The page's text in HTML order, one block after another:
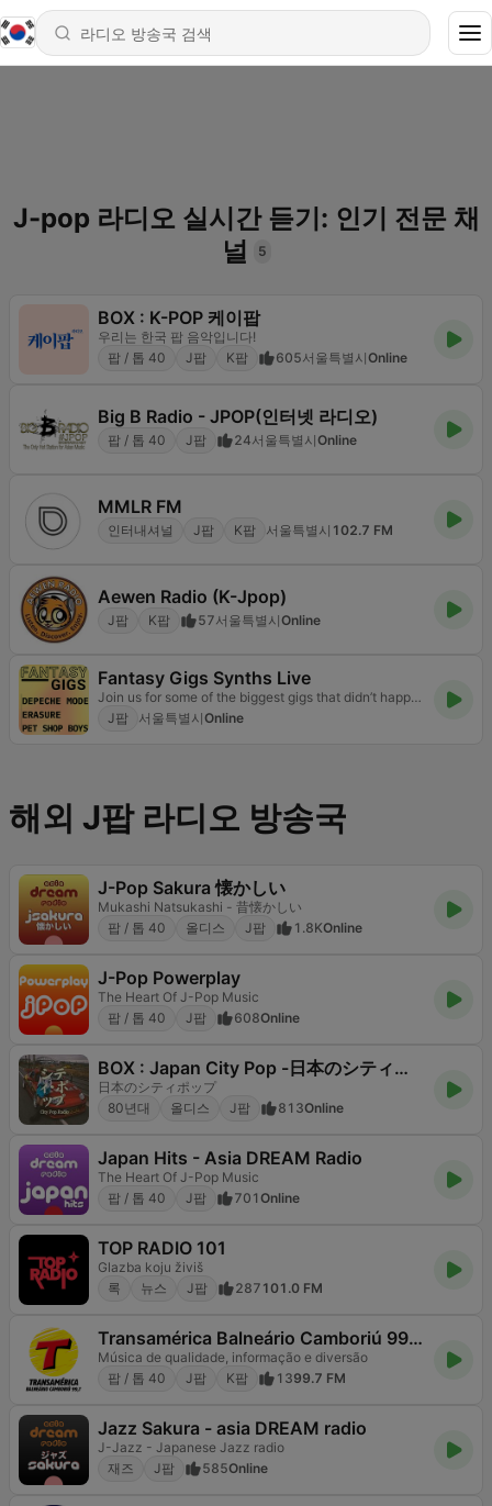
J-pop 라디오 실시간 듣기: 인기 전문 채
널
5
BOX : K-POP 케이팝
우리는 한국 팝 음악입니다!
팝 / 톱 40
J팝 K팝 605서울특별시Online
Big B Radio - JPOP(인터넷 라디오)
팝 / 톱 40 J팝 24서울특별시Online
MMLR FM
인터내셔널 J팝 K팝 서울특별시 102.7 FM
Aewen Radio (K-Jpop)
J팝 K팝 57서울특별시Online
Fantasy Gigs Synths Live
Join us for some of the biggest gigs that didn’t happen but should have.
J팝
서울특별시Online
해외 J팝 라디오 방송국
J-Pop Sakura 懐かしい
Mukashi Natsukashi - 昔懐かしい
팝 / 톱 40
올디스 J팝 1.8KOnline
J-Pop Powerplay
The Heart Of J-Pop Music
팝 / 톱 40
J팝 608Online
BOX : Japan City Pop -日本のシティポップ
日本のシティポップ
80년대
올디스 J팝 813Online
Japan Hits - Asia DREAM Radio
The Heart Of J-Pop Music
팝 / 톱 40
J팝 701 Online
TOP RADIO 101
Glazba koju živiš
록
뉴스 J팝 287 101.0 FM
Transamérica Balneário Camboriú 99.7 FM
Música de qualidade, informação e diversão
팝 / 톱 40
J팝 K팝 1399.7 FM
Jazz Sakura - asia DREAM radio
J-Jazz - Japanese Jazz radio
재즈
J팝 585Online